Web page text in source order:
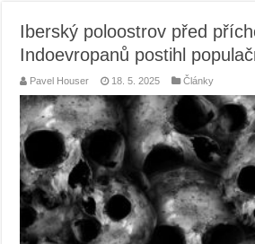
Iberský poloostrov před
Indoevropanů postihl
Pavel Houser 18. 5. 2025 Články